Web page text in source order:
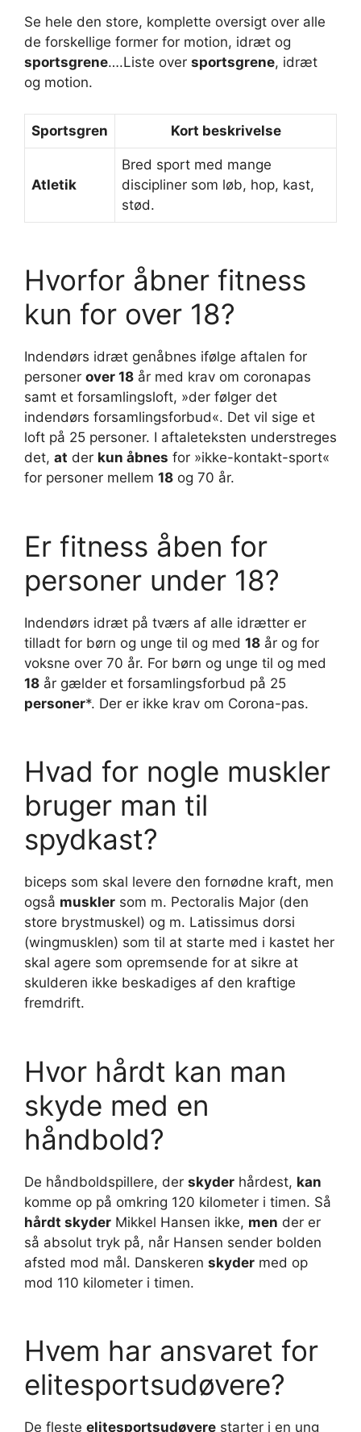
Se hele den store, komplette oversigt over alle
de forskellige former for motion, idræt og
sportsgrene….Liste over sportsgrene, idræt
og motion.
Sportsgren Kort beskrivelse
Atletik
Bred sport med mange
discipliner som løb, hop, kast,
stød.
Hvorfor åbner fitness
kun for over 18?
Indendørs idræt genåbnes ifølge aftalen for
personer over 18 år med krav om coronapas
samt et forsamlingsloft, »der følger det
indendørs forsamlingsforbud«. Det vil sige et
loft på 25 personer. I aftaleteksten understreges
det, at der kun åbnes for »ikke-kontakt-sport«
for personer mellem 18 og 70 år.
Er fitness åben for
personer under 18?
Indendørs idræt på tværs af alle idrætter er
tilladt for børn og unge til og med 18 år og for
voksne over 70 år. For børn og unge til og med
18 år gælder et forsamlingsforbud på 25
personer*. Der er ikke krav om Corona-pas.
Hvad for nogle muskler
bruger man til
spydkast?
biceps som skal levere den fornødne kraft, men
også muskler som m. Pectoralis Major (den
store brystmuskel) og m. Latissimus dorsi
(wingmusklen) som til at starte med i kastet her
skal agere som opremsende for at sikre at
skulderen ikke beskadiges af den kraftige
fremdrift.
Hvor hårdt kan man
skyde med en
håndbold?
De håndboldspillere, der skyder hårdest, kan
komme op på omkring 120 kilometer i timen. Så
hårdt skyder Mikkel Hansen ikke, men der er
så absolut tryk på, når Hansen sender bolden
afsted mod mål. Danskeren skyder med op
mod 110 kilometer i timen.
Hvem har ansvaret for
elitesportsudøvere?
De fleste elitesportsudøvere starter i en ung